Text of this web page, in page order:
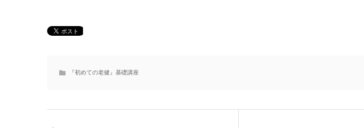
『初めての老健』基礎講座